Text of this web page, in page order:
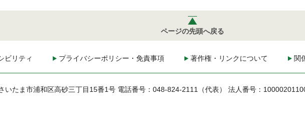
ページの先頭へ戻る
ビリティ プライバシーポリシー・免責事項 著作権・リンクについて 関
いたま市浦和区高砂三丁目15番1号 電話番号：048-824-2111（代表） 法人番号：